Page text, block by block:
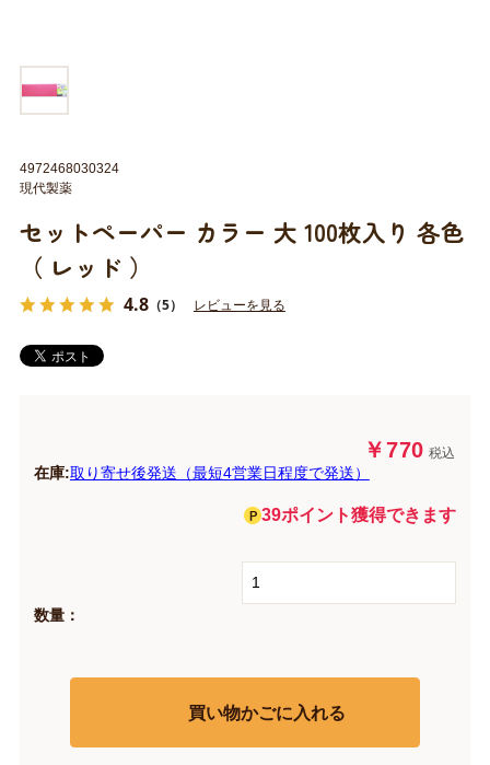
セットペーパー カラー 大 100枚入り 各色
（ レッド ）
4.8（5） レビューを見る
￥770 税込
在庫:取り寄せ後発送（最短4営業日程度で発送）
39ポイント獲得できます
数量：
買い物かごに入れる
4972468030324
現代製薬